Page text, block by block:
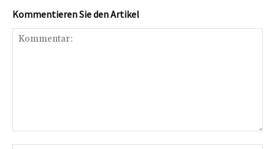
Kommentieren Sie den Artikel